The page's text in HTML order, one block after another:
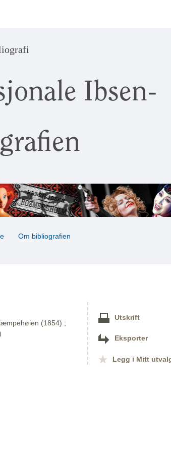
Ibsen-
Om bibliografien
(1854) ;
Utskrift
Eksporter
Legg i Mitt